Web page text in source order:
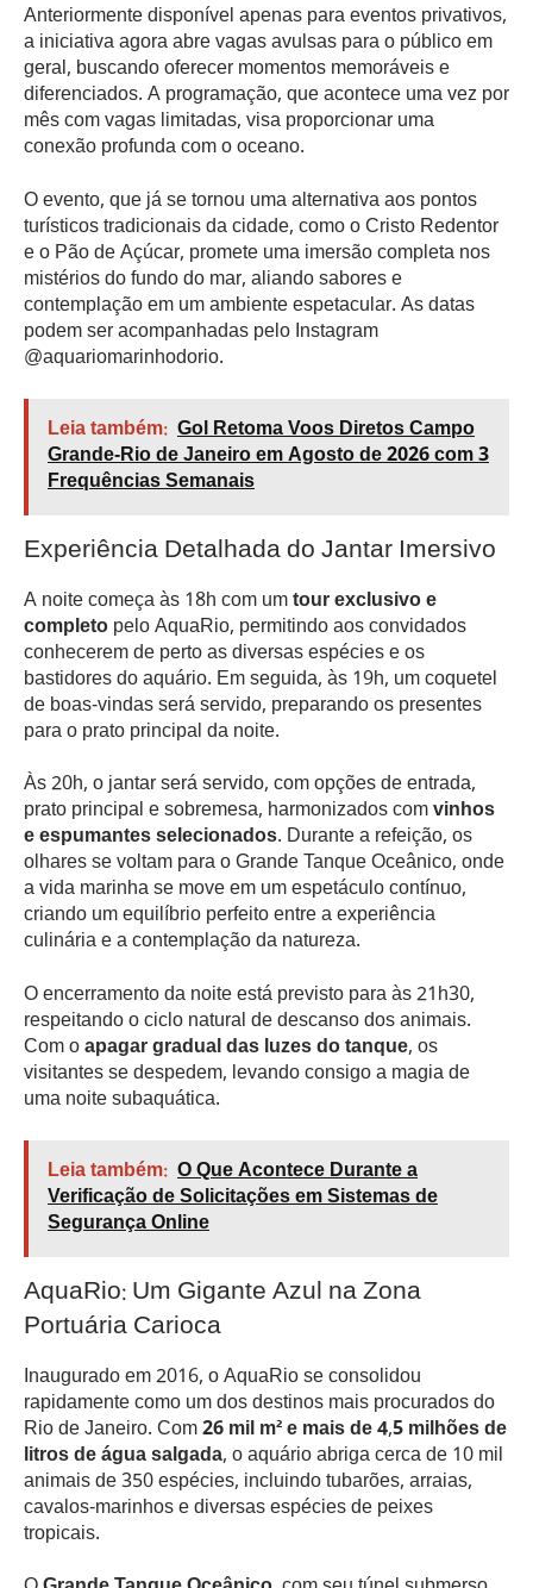
Anteriormente disponível apenas para eventos privativos,
a iniciativa agora abre vagas avulsas para o público em
geral, buscando oferecer momentos memoráveis e
diferenciados. A programação, que acontece uma vez por
mês com vagas limitadas, visa proporcionar uma
conexão profunda com o oceano.
O evento, que já se tornou uma alternativa aos pontos
turísticos tradicionais da cidade, como o Cristo Redentor
e o Pão de Açúcar, promete uma imersão completa nos
mistérios do fundo do mar, aliando sabores e
contemplação em um ambiente espetacular. As datas
podem ser acompanhadas pelo Instagram
@aquariomarinhodorio.
Leia também: Gol Retoma Voos Diretos Campo
Grande-Rio de Janeiro em Agosto de 2026 com 3
Frequências Semanais
Experiência Detalhada do Jantar Imersivo
A noite começa às 18h com umtour exclusivo e
completopelo AquaRio, permitindo aos convidados
conhecerem de perto as diversas espécies e os
bastidores do aquário. Em seguida, às 19h, um coquetel
de boas-vindas será servido, preparando os presentes
para o prato principal da noite.
Às 20h, o jantar será servido, com opções de entrada,
prato principal e sobremesa, harmonizados comvinhos
e espumantes selecionados. Durante a refeição, os
olhares se voltam para o Grande Tanque Oceânico, onde
a vida marinha se move em um espetáculo contínuo,
criando um equilíbrio perfeito entre a experiência
culinária e a contemplação da natureza.
O encerramento da noite está previsto para às 21h30,
respeitando o ciclo natural de descanso dos animais.
Com oapagar gradual das luzes do tanque, os
visitantes se despedem, levando consigo a magia de
uma noite subaquática.
Leia também: O Que Acontece Durante a
Verificação de Solicitações em Sistemas de
Segurança Online
AquaRio: Um Gigante Azul na Zona
Portuária Carioca
Inaugurado em 2016, o AquaRio se consolidou
rapidamente como um dos destinos mais procurados do
Rio de Janeiro. Com26 mil m² e mais de 4,5 milhões de
litros de água salgada, o aquário abriga cerca de 10 mil
animais de 350 espécies, incluindo tubarões, arraias,
cavalos-marinhos e diversas espécies de peixes
tropicais.